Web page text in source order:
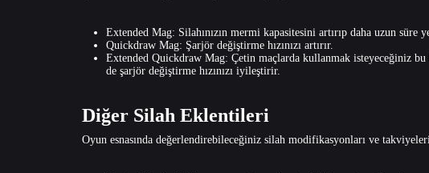
Extended Mag: Silahınızın mermi kapasitesini artırıp daha uzun süre
Quickdraw Mag: Şarjör değiştirme hızınızı artırır.
Extended Quickdraw Mag: Çetin maçlarda kullanmak isteyeceğiniz bu
de şarjör değiştirme hızınızı iyileştirir.
Diğer Silah Eklentileri
Oyun esnasında değerlendirebileceğiniz silah modifikasyonları ve